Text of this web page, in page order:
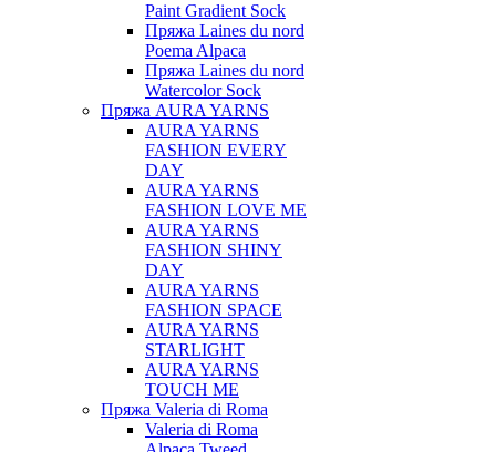
Paint Gradient Sock
Пряжа Laines du nord
Poema Alpaca
Пряжа Laines du nord
Watercolor Sock
Пряжа AURA YARNS
AURA YARNS
FASHION EVERY
DAY
AURA YARNS
FASHION LOVE ME
AURA YARNS
FASHION SHINY
DAY
AURA YARNS
FASHION SPACE
AURA YARNS
STARLIGHT
AURA YARNS
TOUCH ME
Пряжа Valeria di Roma
Valeria di Roma